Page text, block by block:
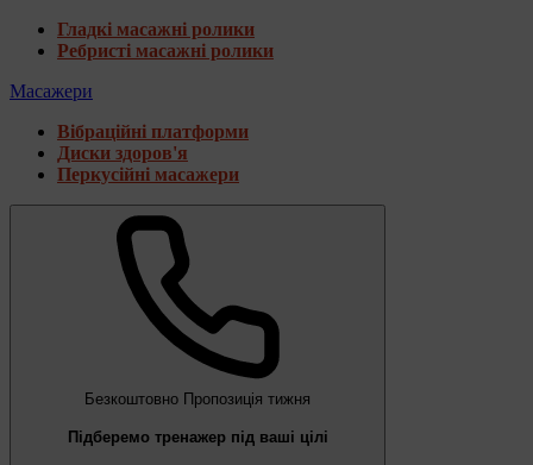
Гладкі масажні ролики
Ребристі масажні ролики
Масажери
Вібраційні платформи
Диски здоров'я
Перкусійні масажери
Безкоштовно Пропозиція тижня
Підберемо тренажер під ваші цілі